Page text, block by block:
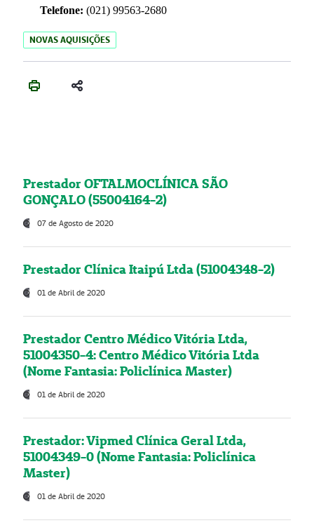
Telefone: (021) 99563-2680
NOVAS AQUISIÇÕES
Prestador OFTALMOCLÍNICA SÃO
GONÇALO (55004164-2)
07 de Agosto de 2020
Prestador Clínica Itaipú Ltda (51004348-2)
01 de Abril de 2020
Prestador Centro Médico Vitória Ltda,
51004350-4: Centro Médico Vitória Ltda
(Nome Fantasia: Policlínica Master)
01 de Abril de 2020
Prestador: Vipmed Clínica Geral Ltda,
51004349-0 (Nome Fantasia: Policlínica
Master)
01 de Abril de 2020